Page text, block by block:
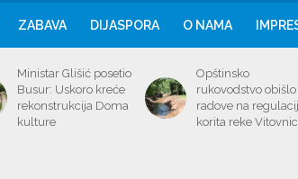
ZABAVA DIJASPORA O NAMA
Ministar Glišić posetio
Busur: Uskoro kreće
rekonstrukcija Doma
kulture
Opštinsko
rukovodstvo obišlo
radove na
korita reke